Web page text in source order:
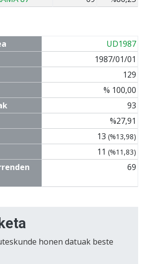
UD1987
1987/01/01
129
% 100,00
93
%27,91
13 (%13,98)
11 (%11,83)
69
honen datuak beste